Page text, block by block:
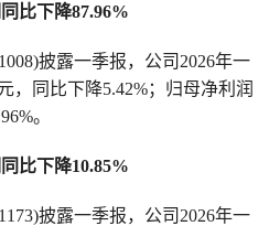
比下降87.96%
披露一季报，公司2026年一
，同比下降5.42%；归母净利润
。
比下降10.85%
披露一季报，公司2026年一